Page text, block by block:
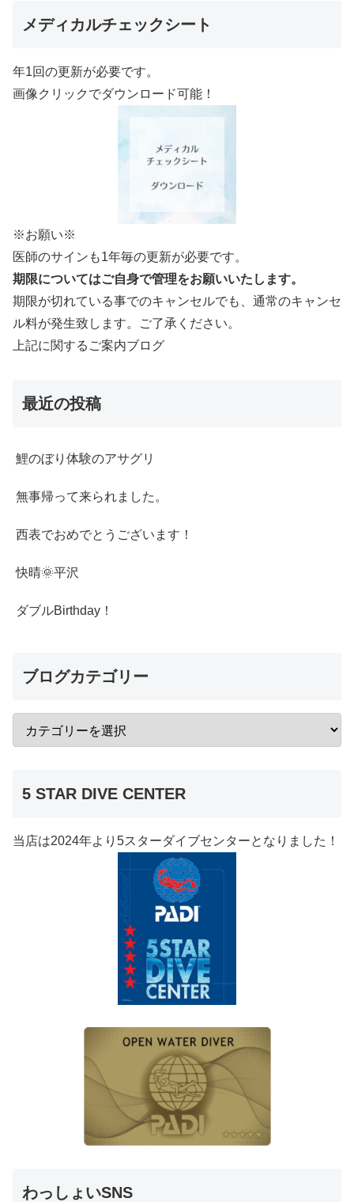
メディカルチェックシート
年1回の更新が必要です。
画像クリックでダウンロード可能！
※お願い※
医師のサインも1年毎の更新が必要です。
期限についてはご自身で管理をお願いいたします。
期限が切れている事でのキャンセルでも、通常のキャンセ
ル料が発生致します。ご了承ください。
上記に関するご案内ブログ
最近の投稿
鯉のぼり体験のアサグリ
無事帰って来られました。
西表でおめでとうございます！
快晴🌞平沢
ダブルBirthday！
ブログカテゴリー
5 STAR DIVE CENTER
当店は2024年より5スターダイブセンターとなりました！
わっしょいSNS